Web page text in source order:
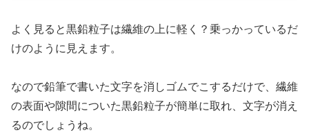
よく見ると黒鉛粒子は繊維の上に軽く？乗っかっているだ
けのように見えます。
なので鉛筆で書いた文字を消しゴムでこするだけで、繊維
の表面や隙間についた黒鉛粒子が簡単に取れ、文字が消え
るのでしょうね。